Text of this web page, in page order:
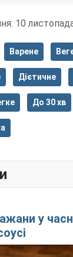
10
Варене
Дієтичне
До 30 хв
у